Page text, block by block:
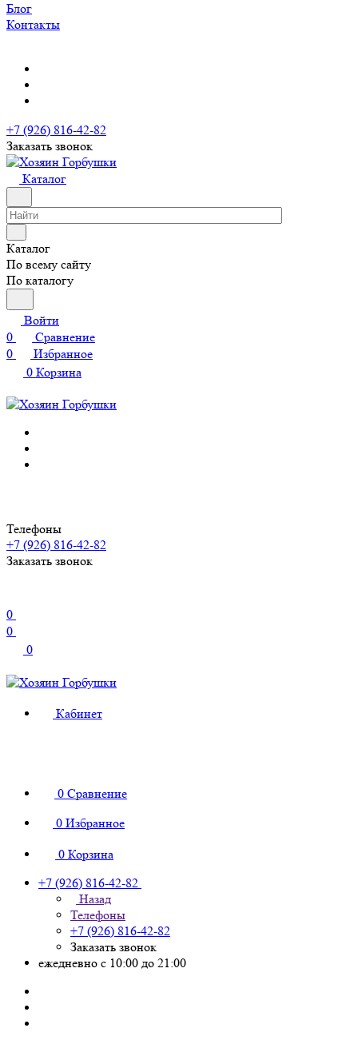
Блог
Контакты
+7 (926) 816-42-82
Заказать звонок
Каталог
Каталог
По всему сайту
По каталогу
Войти
0
Сравнение
0
Избранное
0 Корзина
Телефоны
+7 (926) 816-42-82
Заказать звонок
0
0
0
Кабинет
0 Сравнение
0 Избранное
0 Корзина
+7 (926) 816-42-82
Назад
Телефоны
+7 (926) 816-42-82
Заказать звонок
ежедневно с 10:00 до 21:00